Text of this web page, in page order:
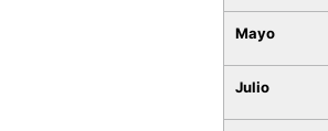
Mayo
Julio